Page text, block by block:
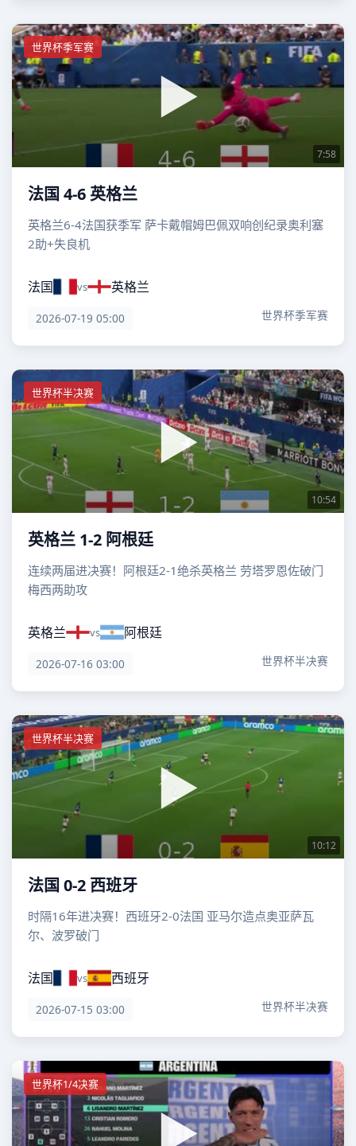
世界杯季军赛
7:58
法国 4-6 英格兰
英格兰6-4法国获季军 萨卡戴帽姆巴佩双响创纪录奥利塞
2助+失良机
法国 vs 英格兰
2026-07-19 05:00 世界杯季军赛
世界杯半决赛
10:54
英格兰 1-2 阿根廷
连续两届进决赛！阿根廷2-1绝杀英格兰 劳塔罗恩佐破门
梅西两助攻
英格兰 vs 阿根廷
2026-07-16 03:00 世界杯半决赛
世界杯半决赛
10:12
法国 0-2 西班牙
时隔16年进决赛！西班牙2-0法国 亚马尔造点奥亚萨瓦
尔、波罗破门
法国 vs 西班牙
2026-07-15 03:00 世界杯半决赛
世界杯1/4决赛